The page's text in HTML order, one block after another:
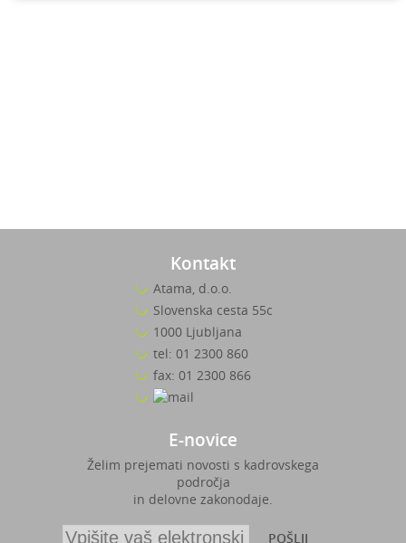
Kontakt
Atama, d.o.o.
Slovenska cesta 55c
1000 Ljubljana
tel: 01 2300 860
fax: 01 2300 866
E-novice
Želim prejemati novosti s kadrovskega
področja
in delovne zakonodaje.
POŠLJI